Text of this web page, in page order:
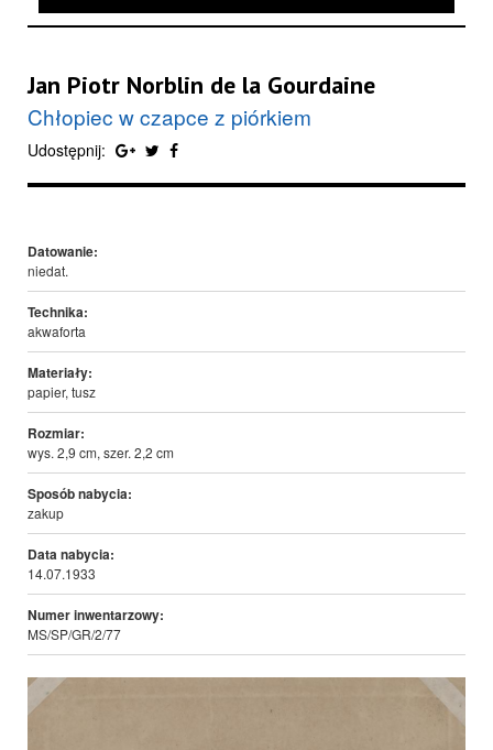
Jan Piotr Norblin de la Gourdaine
Chłopiec w czapce z piórkiem
Udostępnij:
Datowanie:
niedat.
Technika:
akwaforta
Materiały:
papier, tusz
Rozmiar:
wys. 2,9 cm, szer. 2,2 cm
Sposób nabycia:
zakup
Data nabycia:
14.07.1933
Numer inwentarzowy:
MS/SP/GR/2/77